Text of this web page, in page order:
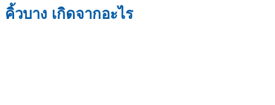
คิ้วบาง เกิดจากอะไร